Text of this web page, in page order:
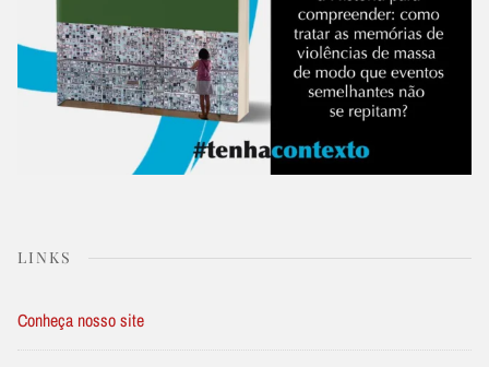
LINKS
Conheça nosso site